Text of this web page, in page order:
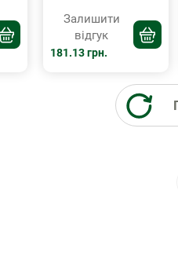
Залишити
відгук
181.13 грн.